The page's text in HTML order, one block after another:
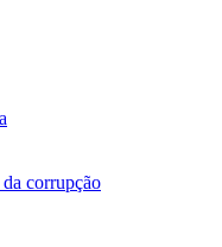
corrupção